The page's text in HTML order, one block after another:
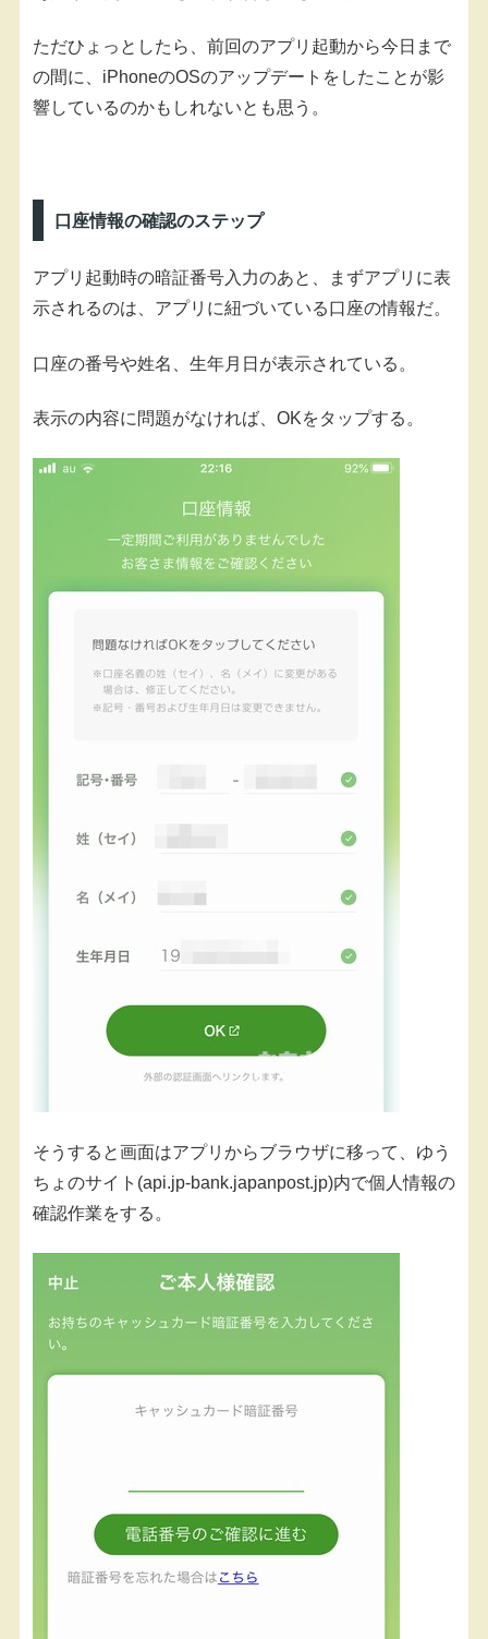
ただひょっとしたら、前回のアプリ起動から今日まで
の間に、iPhoneのOSのアップデートをしたことが影
響しているのかもしれないとも思う。
口座情報の確認のステップ
アプリ起動時の暗証番号入力のあと、まずアプリに表
示されるのは、アプリに紐づいている口座の情報だ。
口座の番号や姓名、生年月日が表示されている。
表示の内容に問題がなければ、OKをタップする。
そうすると画面はアプリからブラウザに移って、ゆう
ちょのサイト(api.jp-bank.japanpost.jp)内で個人情報の
確認作業をする。